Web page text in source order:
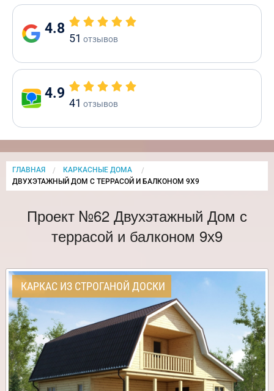
4.8
51 отзывов
4.9
41 отзывов
ГЛАВНАЯ
КАРКАСНЫЕ ДОМА
CURRENT:
ДВУХЭТАЖНЫЙ ДОМ С ТЕРРАСОЙ И БАЛКОНОМ 9Х9
Проект №62 Двухэтажный Дом с
террасой и балконом 9х9
КАРКАС ИЗ СТРОГАНОЙ ДОСКИ